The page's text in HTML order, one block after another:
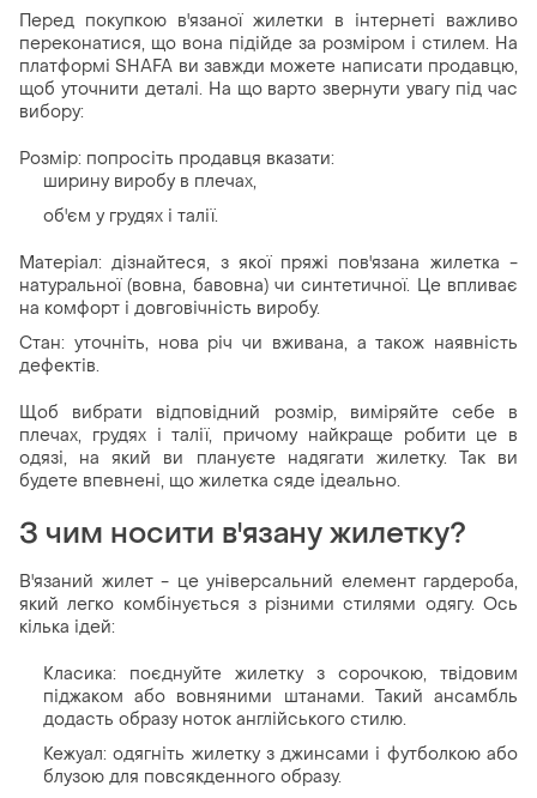
Перед покупкою в'язаної жилетки в інтернеті важливо
переконатися, що вона підійде за розміром і стилем. На
платформі SHAFA ви завжди можете написати продавцю,
щоб уточнити деталі. На що варто звернути увагу під час
вибору:
Розмір: попросіть продавця вказати:
ширину виробу в плечах,
об'єм у грудях і талії.
Матеріал: дізнайтеся, з якої пряжі пов'язана жилетка -
натуральної (вовна, бавовна) чи синтетичної. Це впливає
на комфорт і довговічність виробу.
Стан: уточніть, нова річ чи вживана, а також наявність
дефектів.
Щоб вибрати відповідний розмір, виміряйте себе в
плечах, грудях і талії, причому найкраще робити це в
одязі, на який ви плануєте надягати жилетку. Так ви
будете впевнені, що жилетка сяде ідеально.
З чим носити в'язану жилетку?
В'язаний жилет - це універсальний елемент гардероба,
який легко комбінується з різними стилями одягу. Ось
кілька ідей:
Класика: поєднуйте жилетку з сорочкою, твідовим
піджаком або вовняними штанами. Такий ансамбль
додасть образу ноток англійського стилю.
Кежуал: одягніть жилетку з джинсами і футболкою або
блузою для повсякденного образу.